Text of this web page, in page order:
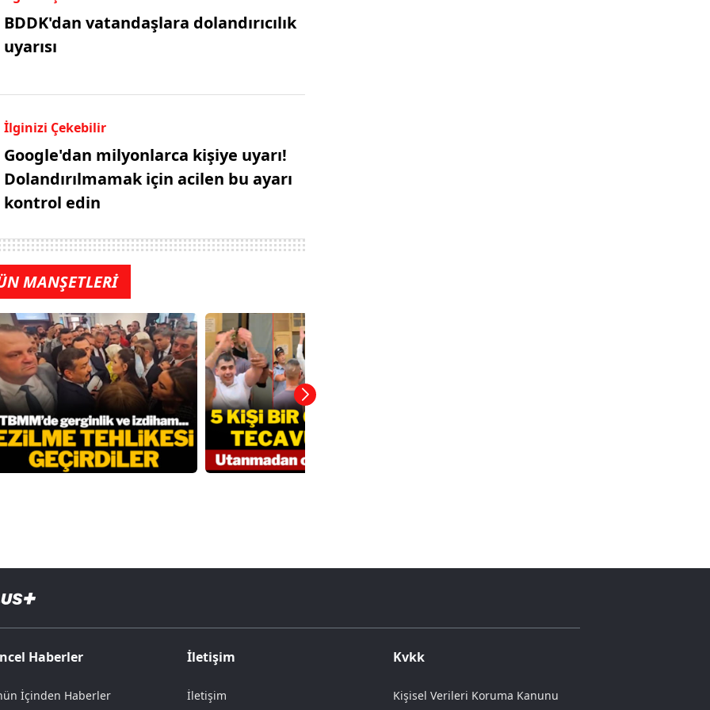
BDDK'dan vatandaşlara dolandırıcılık
uyarısı
İlginizi Çekebilir
Google'dan milyonlarca kişiye uyarı!
Dolandırılmamak için acilen bu ayarı
kontrol edin
MANŞETLERİ
Haberler
İçinden Haberler
İletişim
İletişim
Kvkk
Kişisel Verileri Koruma Kanunu